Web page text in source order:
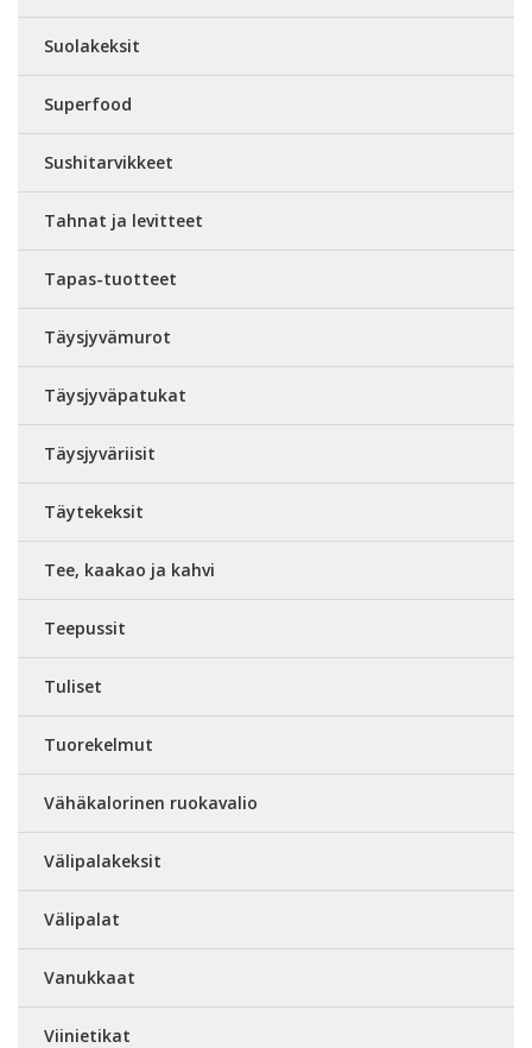
Suolakeksit
Superfood
Sushitarvikkeet
Tahnat ja levitteet
Tapas-tuotteet
Täysjyvämurot
Täysjyväpatukat
Täysjyväriisit
Täytekeksit
Tee, kaakao ja kahvi
Teepussit
Tuliset
Tuorekelmut
Vähäkalorinen ruokavalio
Välipalakeksit
Välipalat
Vanukkaat
Viinietikat